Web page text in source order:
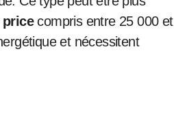
pricecompris entre 25 000 et
et nécessitent